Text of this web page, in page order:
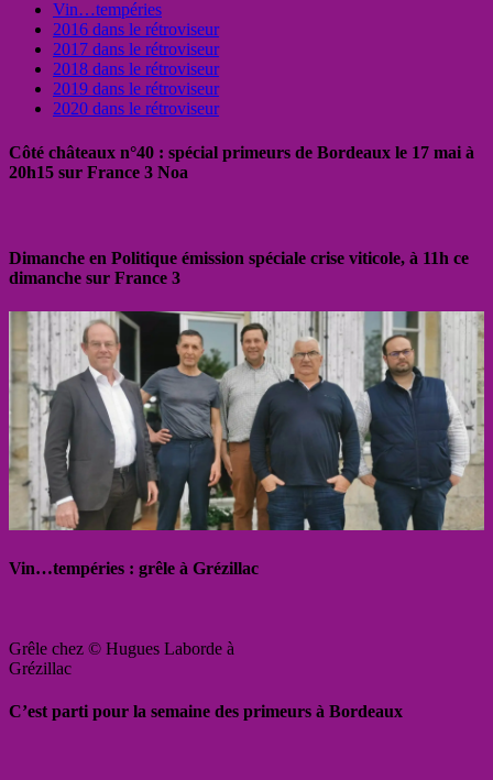
Vin…tempéries
2016 dans le rétroviseur
2017 dans le rétroviseur
2018 dans le rétroviseur
2019 dans le rétroviseur
2020 dans le rétroviseur
Côté châteaux n°40 : spécial primeurs de Bordeaux le 17 mai à
20h15 sur France 3 Noa
Dimanche en Politique émission spéciale crise viticole, à 11h ce
dimanche sur France 3
Vin…tempéries : grêle à Grézillac
Grêle chez © Hugues Laborde à
Grézillac
C’est parti pour la semaine des primeurs à Bordeaux